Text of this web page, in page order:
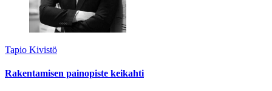
Tapio Kivistö
Rakentamisen painopiste keikahti